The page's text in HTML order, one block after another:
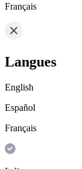
Français
Langues
English
Español
Français